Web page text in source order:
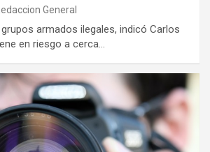
General
armados ilegales, indicó Carlos
en riesgo a cerca…